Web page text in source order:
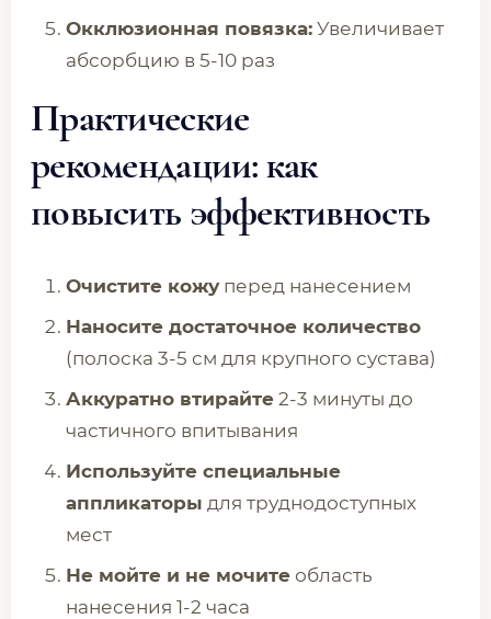
Окклюзионная повязка: Увеличивает
абсорбцию в 5-10 раз
Практические
рекомендации: как
повысить эффективность
Очистите кожуперед нанесением
Наносите достаточное количество
(полоска 3-5 см для крупного сустава)
Аккуратно втирайте 2-3 минуты до
частичного впитывания
Используйте специальные
аппликаторы для труднодоступных
мест
Не мойте и не мочите область
нанесения 1-2 часа